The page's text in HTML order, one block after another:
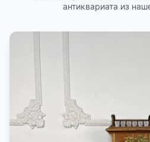
антиквариата из